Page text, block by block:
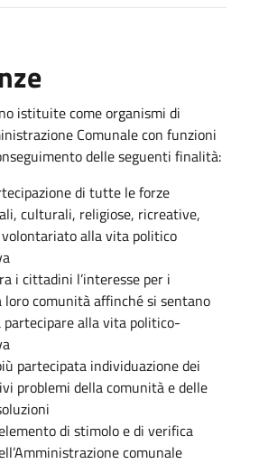
istituite come organismi di
Comunale con funzioni
delle seguenti finalità:
di tutte le forze
culturali, religiose, ricreative,
alla vita politico
i cittadini l’interesse per i
loro comunità affinché si sentano
alla vita politico-
partecipata individuazione dei
problemi della comunità e delle
di stimolo e di verifica
comunale